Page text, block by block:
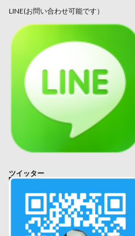
LINE(お問い合わせ可能です）
ツイッター